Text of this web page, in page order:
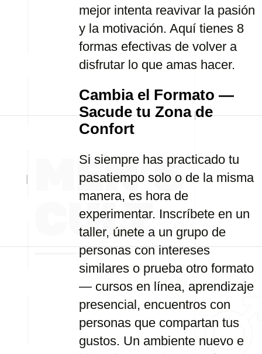
mejor intenta reavivar la pasión
y la motivación. Aquí tienes 8
formas efectivas de volver a
disfrutar lo que amas hacer.
Cambia el Formato —
Sacude tu Zona de
Confort
Si siempre has practicado tu
pasatiempo solo o de la misma
manera, es hora de
experimentar. Inscríbete en un
taller, únete a un grupo de
personas con intereses
similares o prueba otro formato
— cursos en línea, aprendizaje
presencial, encuentros con
personas que compartan tus
gustos. Un ambiente nuevo e